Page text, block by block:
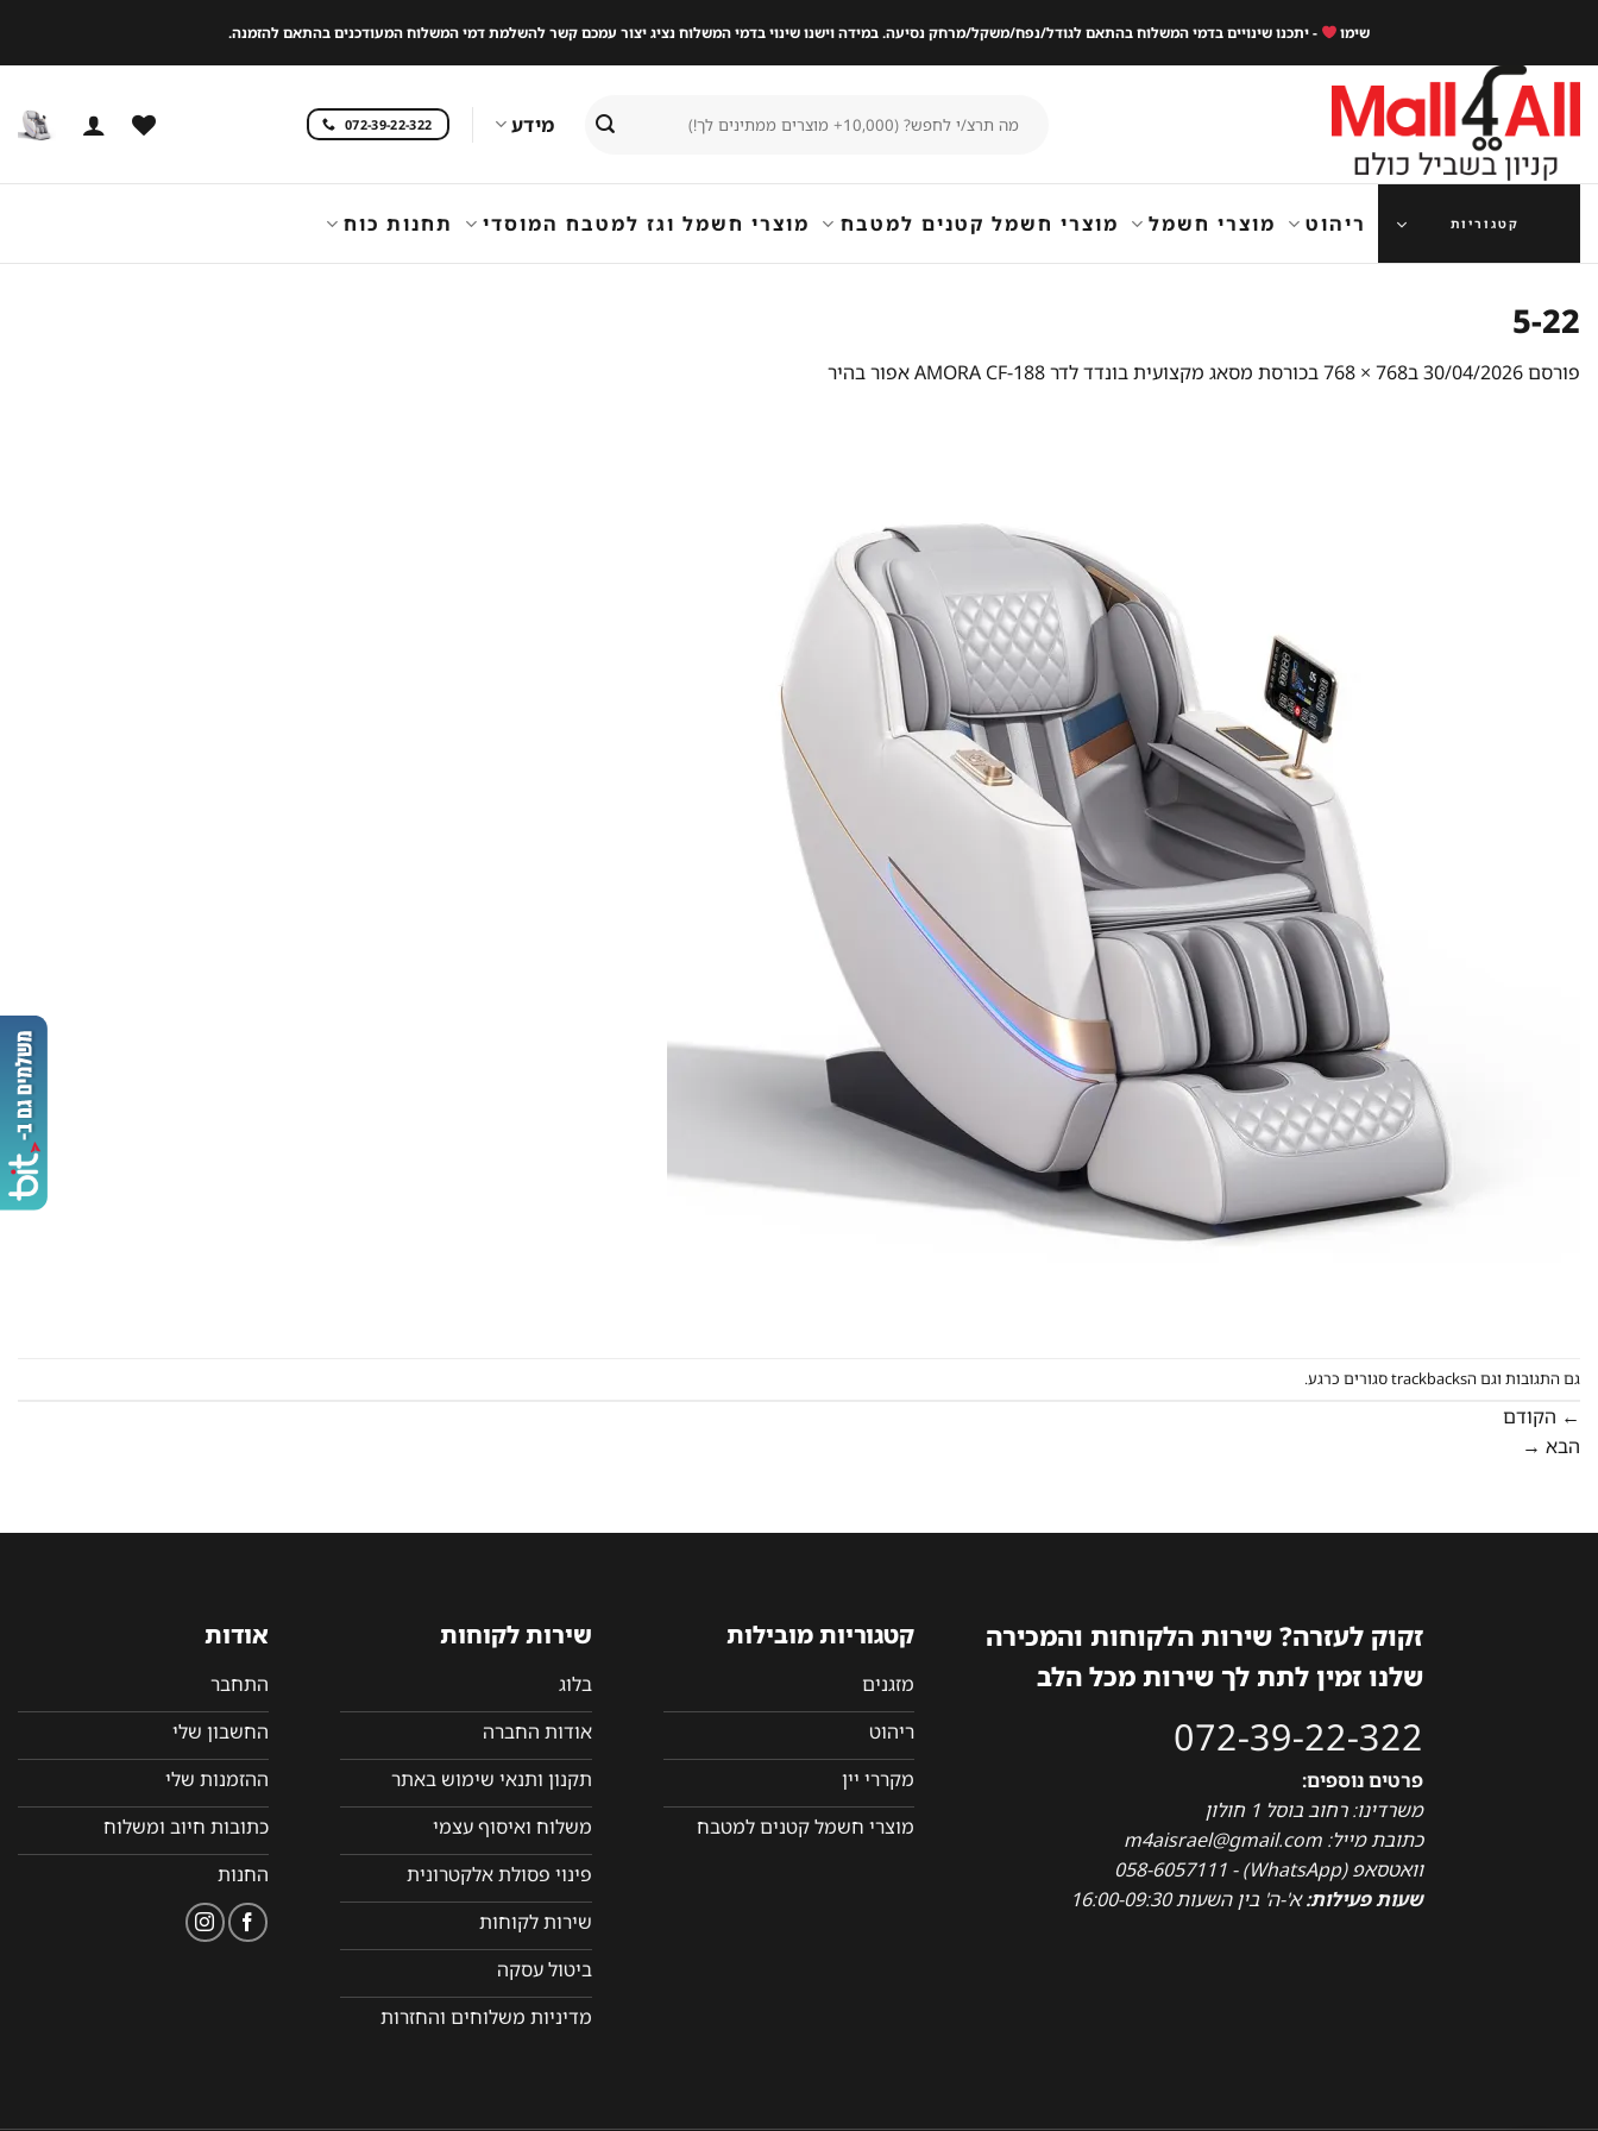
content
שימו - יתכנו שינויים בדמי המשלוח בהתאם לגודל/נפח/משקל/מרחק נסיעה. במידה וישנו שינוי בדמי המשלוח נציג יצור עמכם קשר להשלמת דמי המשלוח המעודכנים בהתאם להזמנה.
עבור:
מידע 072-39-22-322
קטגוריות ריהוט מוצרי חשמל מוצרי חשמל קטנים למטבח מוצרי חשמל וגז למטבח המוסדי תחנות כוח
5-22
פורסם30/04/2026ב768 × 768 בכורסת מסאג מקצועית בונדד לדר AMORA CF-188 אפור בהיר
גם התגובות וגם הtrackbacks סגורים כרגע.
← הקודם
הבא →
זקוק לעזרה? שירות הלקוחות והמכירה
שלנו זמין לתת לך שירות מכל הלב
072-39-22-322
פרטים נוספים:
משרדינו: רחוב בוסל 1 חולון
כתובת מייל: m4aisrael@gmail.com
וואטסאפ (WhatsApp) - 058-6057111
שעות פעילות:א'-ה' בין השעות 16:00-09:30
קטגוריות מובילות
מזגנים
ריהוט
מקררי יין
מוצרי חשמל קטנים למטבח
שירות לקוחות
בלוג
אודות החברה
תקנון ותנאי שימוש באתר
משלוח ואיסוף עצמי
פינוי פסולת אלקטרונית
שירות לקוחות
ביטול עסקה
מדיניות משלוחים והחזרות
אודות
התחבר
החשבון שלי
ההזמנות שלי
כתובות חיוב ומשלוח
החנות